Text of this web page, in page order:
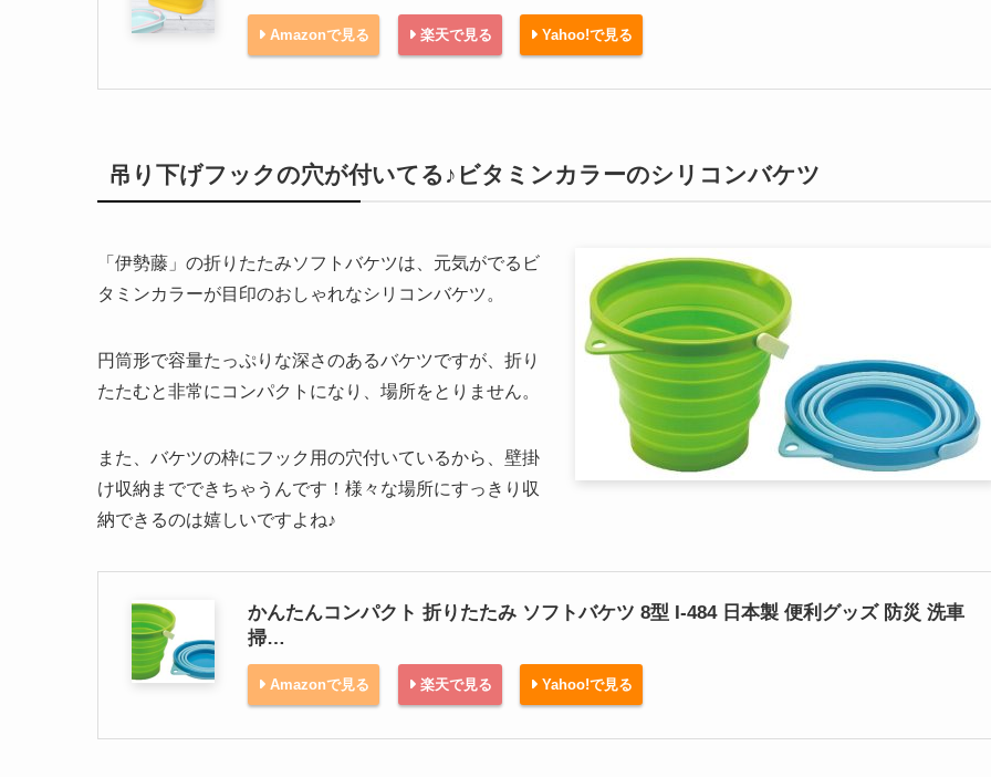
Amazonで見る 楽天で見る Yahoo!で見る
吊り下げフックの穴が付いてる♪ビタミンカラーのシリコンバケツ
「伊勢藤」の折りたたみソフトバケツは、元気がでるビ
タミンカラーが目印のおしゃれなシリコンバケツ。
円筒形で容量たっぷりな深さのあるバケツですが、折り
たたむと非常にコンパクトになり、場所をとりません。
また、バケツの枠にフック用の穴付いているから、壁掛
け収納までできちゃうんです！様々な場所にすっきり収
納できるのは嬉しいですよね♪
かんたんコンパクト 折りたたみ ソフトバケツ 8型 I-484 日本製 便利グッズ 防災 洗車
掃…
Amazonで見る 楽天で見る Yahoo!で見る